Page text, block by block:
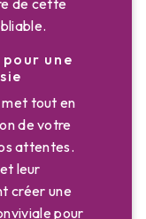
une
met tout en
de votre
attentes.
leur
créer une
pour